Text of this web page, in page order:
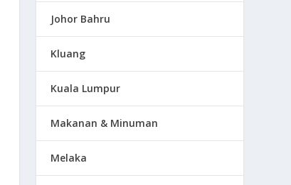
Johor Bahru
Kluang
Kuala Lumpur
Makanan & Minuman
Melaka